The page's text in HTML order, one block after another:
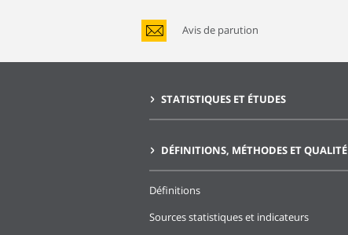
Avis de parution
STATISTIQUES ET ÉTUDES
DÉFINITIONS, MÉTHODES ET QUALITÉ
Définitions
Sources statistiques et indicateurs